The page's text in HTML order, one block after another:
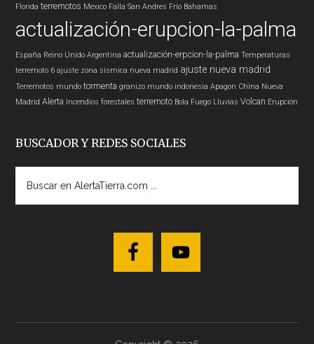
Florida terremotos Mexico Falla San Andres Frío Bahamas
actualización-erupcion-la-palma
España Reino Unido Argentina actualización-erpcion-la-palma Temperaturas
terremoto 6 ajuste zona sísmica nueva madrid ajuste nueva madrid
Terremotos mundo tormenta granizo mundo indonesia Apagon China Nueva
Madrid Alerta Incendios forestales terremoto Bola Fuego Lluvias Volcan Erupción
BUSCADOR Y REDES SOCIALES
AlertaTierra.com